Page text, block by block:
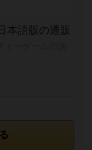
本語版の通販